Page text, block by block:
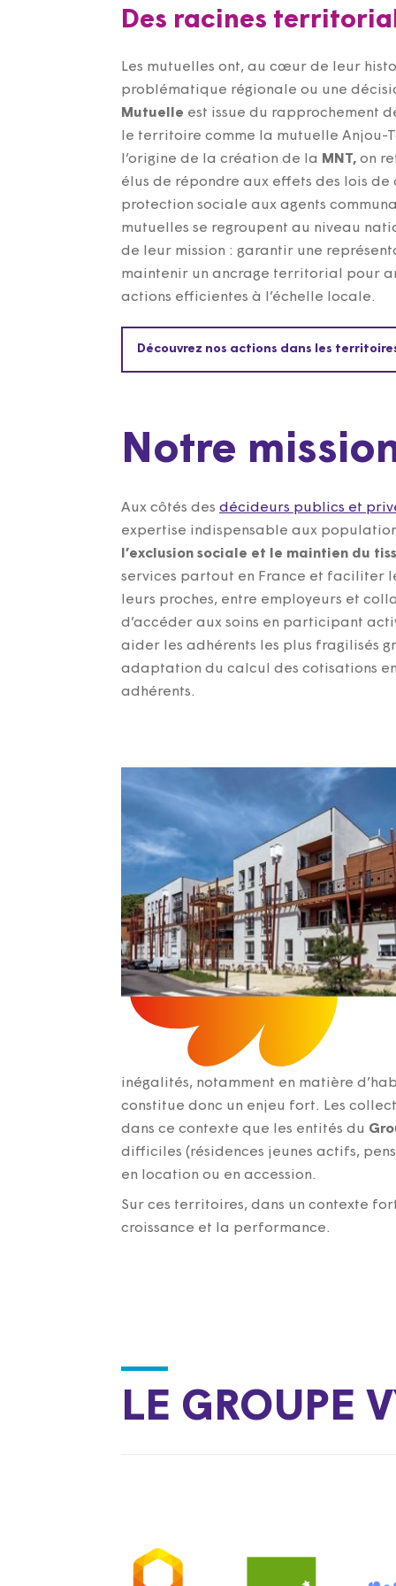
Des racines
Les mutuelles ont, au cœur de leur
problématique régionale ou une
Mutuelle est issue du rapprochement
le territoire comme la mutuelle Anjou-
l’origine de la création de la MNT, on
élus de répondre aux effets des lois
protection sociale aux agents
mutuelles se regroupent au niveau
de leur mission : garantir une
maintenir un ancrage territorial pour
actions efficientes à l’échelle locale.
Découvrez nos actions dans les
Notre
Aux côtés des décideurs publics et
expertise indispensable aux
l’exclusion sociale et le maintien du
services partout en France et faciliter
leurs proches, entre employeurs et
d’accéder aux soins en participant
aider les adhérents les plus fragilisés
adaptation du calcul des cotisations
adhérents.
inégalités, notamment en matière
constitue donc un enjeu fort. Les
dans ce contexte que les entités du
difficiles (résidences jeunes actifs,
en location ou en accession.
Sur ces territoires, dans un contexte
croissance et la performance.
LE GROUPE